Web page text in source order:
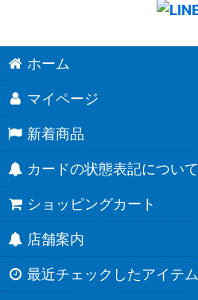
ホーム
マイページ
新着商品
カードの状態表記について
ショッピングカート
店舗案内
最近チェックしたアイテム